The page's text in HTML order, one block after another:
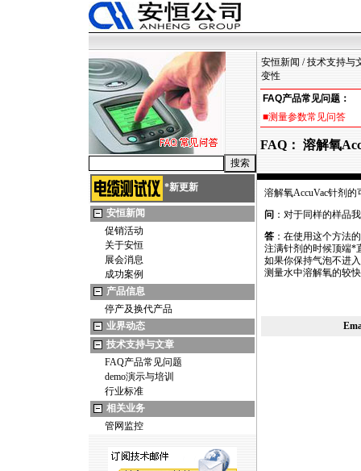
*新更新
安恒新闻
促销活动
关于安恒
展会消息
成功案例
产品信息
停产及换代产品
业界动态
技术支持与文章
FAQ产品常见问题
demo演示与培训
行业标准
相关业务
管网监控
安恒新闻 /技术支持与
变性
FAQ产品常见问题：
■测量参数常见问答
FAQ： 溶解氧
溶解氧AccuVac针剂的
问 ：对于同样的样品
答 ：在使用这个方法
注满针剂的时候顶端*
如果你保持气泡不进
测量水中溶解氧的较